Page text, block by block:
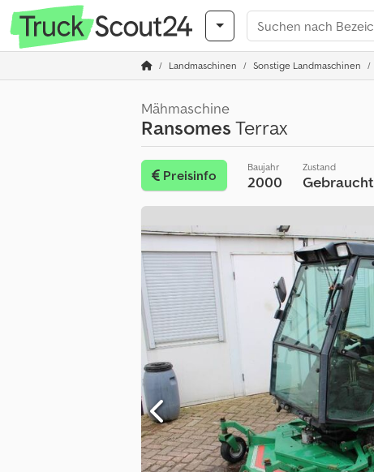
Landmaschinen Sonstige Landmaschinen
Mähmaschine
RansomesTerrax
Preisinfo
Baujahr
2000
Zustand
Gebraucht